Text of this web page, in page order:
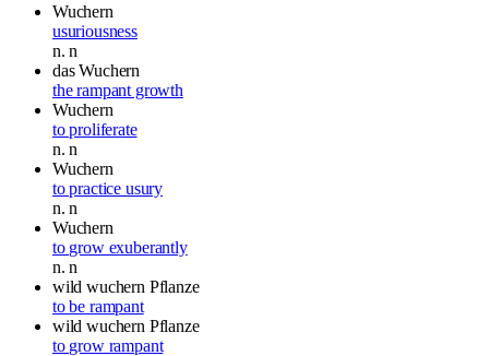
Wuchern
usuriousness
n.n
das Wuchern
the rampant growth
Wuchern
to proliferate
n.n
Wuchern
to practice usury
n.n
Wuchern
to grow exuberantly
n.n
wild wuchern Pflanze
to be rampant
wild wuchern Pflanze
to grow rampant